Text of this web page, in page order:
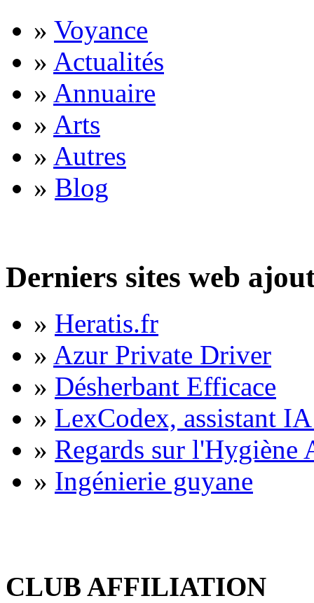
» Voyance
» Actualités
» Annuaire
» Arts
» Autres
» Blog
Derniers sites web
» Heratis.fr
» Azur Private Driver
» Désherbant Efficace
» LexCodex, assistant
» Regards sur l'Hygiène
» Ingénierie guyane
CLUB AFFILIATION